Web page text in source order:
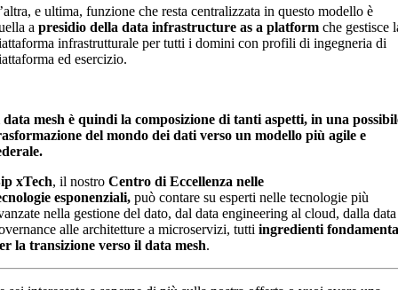
e ultima, funzione che resta centralizzata in questo modello è
apresidio della data infrastructure as a platform che gestisce
infrastrutturale per tutti i domini con profili di ingegneria di
ed esercizio.
mesh è quindi la composizione di tanti aspetti, in una
del mondo dei dati verso un modello più agile e
xTech, il nostroCentro di Eccellenza nelle
esponenziali, può contare su esperti nelle tecnologie più
nella gestione del dato, dal data engineering al cloud, dalla data
alle architetture a microservizi, tuttiingredienti
la transizione verso il data mesh.